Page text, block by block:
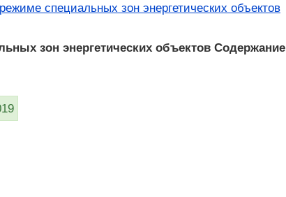
специальных зон энергетических объектов
зон энергетических объектов Содержание